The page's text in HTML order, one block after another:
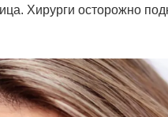
Хирурги осторожно